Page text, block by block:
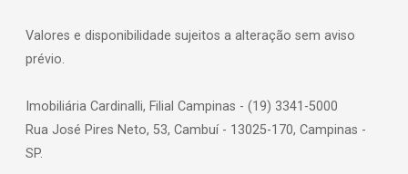
Valores e disponibilidade sujeitos a alteração sem aviso
prévio.
Imobiliária Cardinalli, Filial Campinas - (19) 3341-5000
Rua José Pires Neto, 53, Cambuí - 13025-170, Campinas -
SP.